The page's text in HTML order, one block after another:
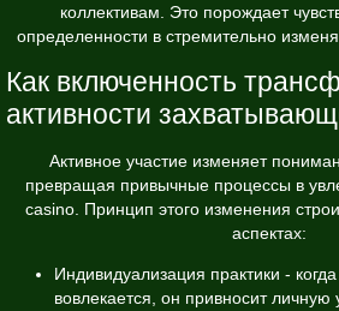
коллективам. Это порождает
определенности в стремительно
Как включенность
активности
Активное участие изменяет
превращая привычные процессы в
casino. Принцип этого изменения
аспектах:
Индивидуализация практики -
вовлекается, он привносит личную